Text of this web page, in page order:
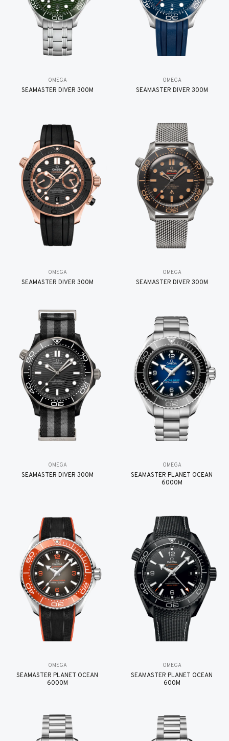
OMEGA
SEAMASTER DIVER 300M
OMEGA
SEAMASTER DIVER 300M
OMEGA
SEAMASTER DIVER 300M
OMEGA
SEAMASTER DIVER 300M
OMEGA
SEAMASTER DIVER 300M
OMEGA
SEAMASTER PLANET OCEAN
6000M
OMEGA
SEAMASTER PLANET OCEAN
6000M
OMEGA
SEAMASTER PLANET OCEAN
600M